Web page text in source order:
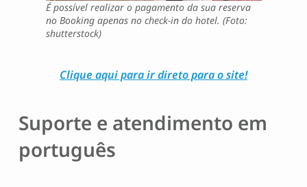
É possível realizar o pagamento da sua reserva
no Booking apenas no check-in do hotel. (Foto:
shutterstock)
Clique aqui para ir direto para o site!
Suporte e atendimento em
português